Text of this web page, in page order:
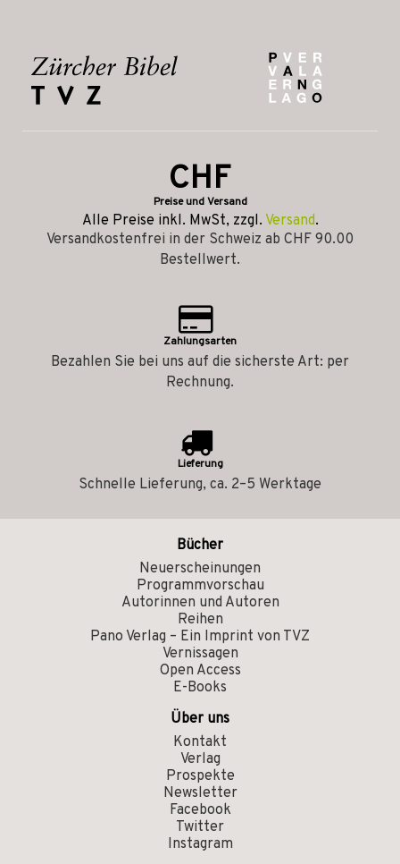
CHF
Preise und Versand
Alle Preise inkl. MwSt, zzgl. Versand.
Versandkostenfrei in der Schweiz ab CHF 90.00
Bestellwert.
Zahlungsarten
Bezahlen Sie bei uns auf die sicherste Art: per
Rechnung.
Lieferung
Schnelle Lieferung, ca. 2–5 Werktage
Bücher
Neuerscheinungen
Programmvorschau
Autorinnen und Autoren
Reihen
Pano Verlag – Ein Imprint von TVZ
Vernissagen
Open Access
E-Books
Über uns
Kontakt
Verlag
Prospekte
Newsletter
Facebook
Twitter
Instagram